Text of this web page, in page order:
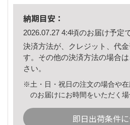
納期目安：
2026.07.27 4:4頃のお届け予定
決済方法が、クレジット、代
す。その他の決済方法の場合は
さい。
※土・日・祝日の注文の場合や
のお届けにお時間をいただく場
即日出荷条件